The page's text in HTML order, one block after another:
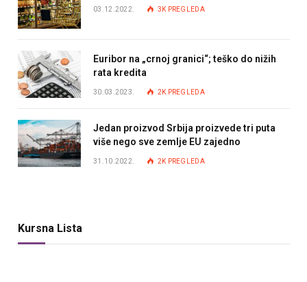
03.12.2022. 3K PREGLEDA
Euribor na „crnoj granici“; teško do nižih
rata kredita
30.03.2023. 2K PREGLEDA
Jedan proizvod Srbija proizvede tri puta
više nego sve zemlje EU zajedno
31.10.2022. 2K PREGLEDA
Kursna Lista